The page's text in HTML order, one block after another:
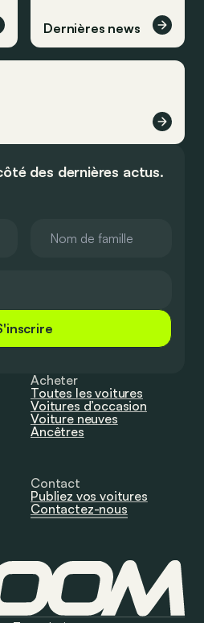
Dernières news
des dernières actus.
Acheter
Toutes les voitures
Voitures d’occasion
Voiture neuves
Ancêtres
Contact
Publiez vos voitures
Contactez-nous